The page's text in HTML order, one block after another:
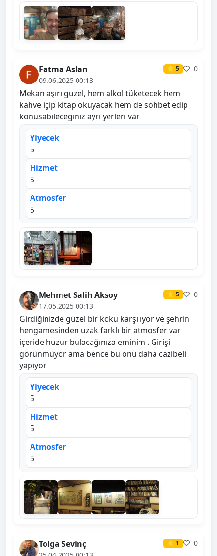
Fatma Aslan ⭐ 5
0
09.06.2025 00:13
Mekan aşırı guzel, hem alkol tüketecek hem
kahve içip kitap okuyacak hem de sohbet edip
konusabileceginiz ayri yerleri var
Yiyecek
5
Hizmet
5
Atmosfer
5
Mehmet Salih Aksoy ⭐ 5
0
17.05.2025 00:13
Girdiğinizde güzel bir koku karşılıyor ve şehrin
hengamesinden uzak farklı bir atmosfer var
içeride huzur bulacağınıza eminim . Girişi
görünmüyor ama bence bu onu daha cazibeli
yapıyor
Yiyecek
5
Hizmet
5
Atmosfer
5
Tolga Sevinç ⭐ 1
0